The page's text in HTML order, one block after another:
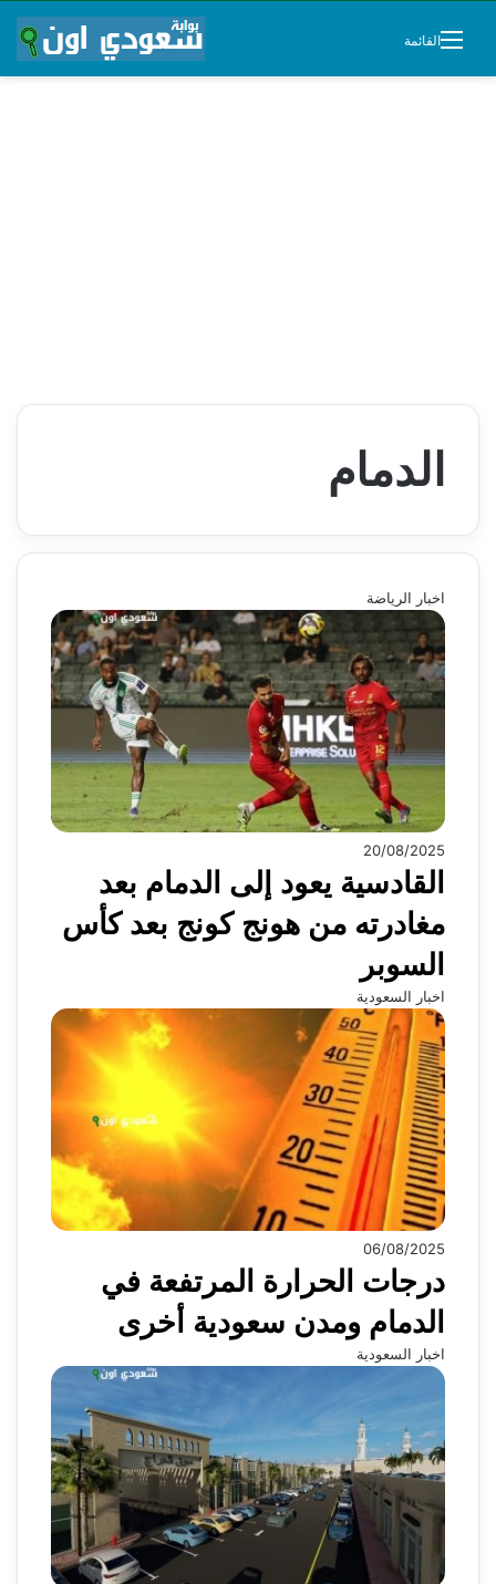
القائمة
الدمام
اخبار الرياضة
20/08/2025
القادسية يعود إلى الدمام بعد
مغادرته من هونج كونج بعد كأس
السوبر
اخبار السعودية
06/08/2025
درجات الحرارة المرتفعة في
الدمام ومدن سعودية أخرى
اخبار السعودية